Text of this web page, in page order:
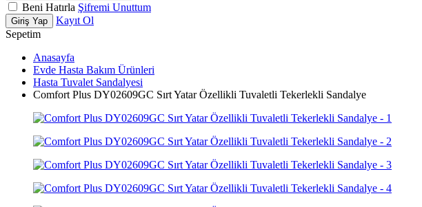
Beni Hatırla Şifremi Unuttum
Giriş Yap
Kayıt Ol
Sepetim
Anasayfa
Evde Hasta Bakım Ürünleri
Hasta Tuvalet Sandalyesi
Comfort Plus DY02609GC Sırt Yatar Özellikli Tuvaletli Tekerlekli Sandalye